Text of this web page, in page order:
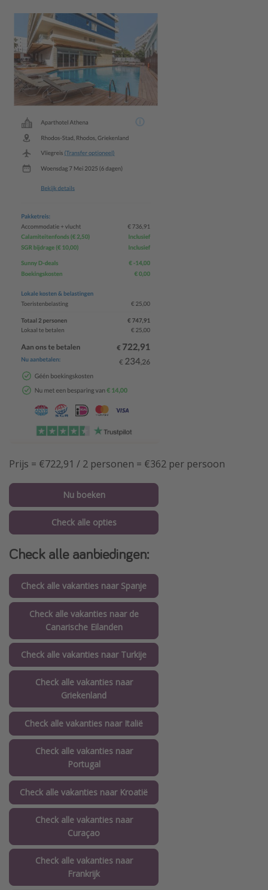
Prijs = €722,91 / 2 personen = €362 per persoon
Nu boeken
Check alle opties
Check alle aanbiedingen:
Check alle vakanties naar Spanje
Check alle vakanties naar de
Canarische Eilanden
Check alle vakanties naar Turkije
Check alle vakanties naar
Griekenland
Check alle vakanties naar Italië
Check alle vakanties naar
Portugal
Check alle vakanties naar Kroatië
Check alle vakanties naar
Curaçao
Check alle vakanties naar
Frankrijk